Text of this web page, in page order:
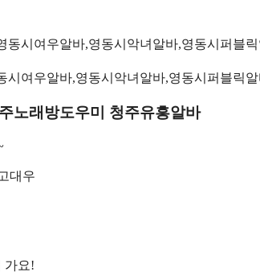
여우알바,영동시악녀알바,영동시퍼블릭
노래방도우미 청주유흥알바
대우
가요!